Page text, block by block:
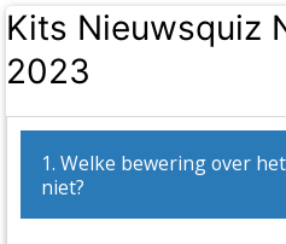
Kits Nieuwsquiz
2023
1. Welke bewering over
niet?